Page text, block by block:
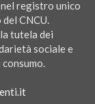
registro unico
CNCU.
tutela dei
sociale e